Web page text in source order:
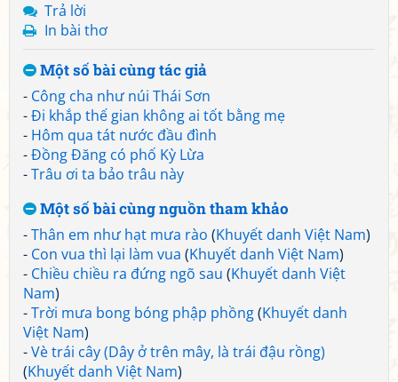
Trả lời
In bài thơ
Một số bài cùng tác giả
- Công cha như núi Thái Sơn
-Đi khắp thế gian không ai tốt bằng mẹ
- Hôm qua tát nước đầu đình
-Đồng Đăng có phố Kỳ Lừa
-Trâu ơi ta bảo trâu này
Một số bài cùng nguồn tham khảo
-Thân em như hạt mưa rào (Khuyết danh Việt Nam)
- Con vua thì lại làm vua (Khuyết danh Việt Nam)
- Chiều chiều ra đứng ngõ sau (Khuyết danh Việt
Nam)
-Trời mưa bong bóng phập phồng(Khuyết danh
Việt Nam)
-Vè trái cây (Dây ở trên mây, là trái đậu rồng)
(Khuyết danh Việt Nam)